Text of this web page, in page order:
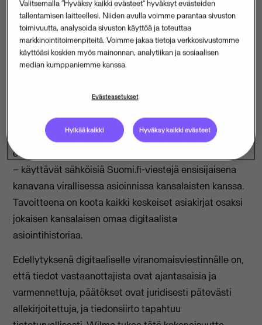
helpottuu huomattavasti”, sanoo Wilmaa kehittävän
Visma Aquila Oy:n koululiiketoiminnan johtaja
Lehtonen.
viranomaispostiin
Uudistus vastaa vuoden 2026 aikana voimaan tulevan
lainsäädännön vaatimuksiin. Lakimuutos edellyttää,
että viranomaiset – myös opetustoimen organisaatiot
– käyttävät sähköisiä Suomi.fi-viestejä ensisijaisena
kanavana virallisessa asioinnissa kansalaisten kanssa.
Tavoitteena on koota kaikki keskeiset asiakirjat osaksi
jokaisen kansalaisen omaa digitaalista
asiointihistoriaa.
Edellytyksenä digitaaliselle viranomaisviestinnälle on,
että tiedot vastaanottajista ovat ajantasaisia ja
varmennettuja, päätökset ovat juridisesti pätevästi
allekirjoitettuja, ja tiedonsiirto tapahtuu
Valitsemalla “Hyväksy kaikki evästeet” hyväksyt evästeiden
tallentamisen laitteellesi. Niiden avulla voimme parantaa sivuston
toimivuutta, analysoida sivuston käyttöä ja toteuttaa
markkinointitoimenpiteitä. Voimme jakaa tietoja verkkosivustomme
käyttöäsi koskien myös mainonnan, analytiikan ja sosiaalisen
median kumppaniemme kanssa.
Evästeasetukset
Hylkää kaikki Hyväksy kaikki evästeet